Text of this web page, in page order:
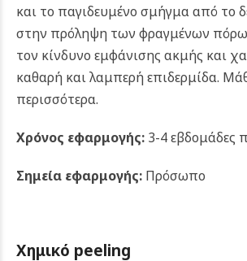
και το παγιδευμένο σμήγμα από το
στην πρόληψη των φραγμένων
τον κίνδυνο εμφάνισης ακμής και
καθαρή και λαμπερή επιδερμίδα.
περισσότερα.
Χρόνος εφαρμογής: 3-4 εβδομάδες
Σημεία εφαρμογής: Πρόσωπο
Χημικό peeling